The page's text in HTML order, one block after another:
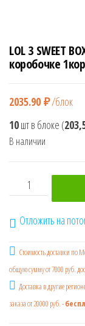
LOL 3 SWEET
коробочке
2035.90 ₽/блок
10шт в блоке (
В наличии
Количество
Отложить на
Стоимость доставки по
общую сумму от 7000 руб.
Доставка в другие
заказа от 20000 руб. -